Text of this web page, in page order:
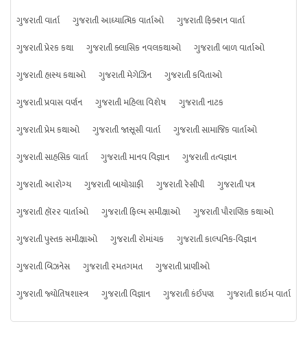
ગુજરાતી વાર્તા ગુજરાતી આધ્યાત્મિક વાર્તાઓ
ગુજરાતી ફિક્શન વાર્તા
ગુજરાતી પ્રેરક કથા
ગુજરાતી ક્લાસિક નવલકથાઓ
ગુજરાતી બાળ વાર્તાઓ
ગુજરાતી હાસ્ય કથાઓ
ગુજરાતી મેગેઝિન
ગુજરાતી કવિતાઓ
ગુજરાતી પ્રવાસ વર્ણન
ગુજરાતી મહિલા વિશેષ
ગુજરાતી નાટક
ગુજરાતી પ્રેમ કથાઓ
ગુજરાતી જાસૂસી વાર્તા
ગુજરાતી સામાજિક વાર્તાઓ
ગુજરાતી સાહસિક વાર્તા
ગુજરાતી માનવ વિજ્ઞાન
ગુજરાતી તત્વજ્ઞાન
ગુજરાતી આરોગ્ય
ગુજરાતી બાયોગ્રાફી ગુજરાતી રેસીપી
ગુજરાતી પત્ર
ગુજરાતી હૉરર વાર્તાઓ
ગુજરાતી ફિલ્મ સમીક્ષાઓ
ગુજરાતી પૌરાણિક કથાઓ
ગુજરાતી પુસ્તક સમીક્ષાઓ
ગુજરાતી રોમાંચક
ગુજરાતી કાલ્પનિક-વિજ્ઞાન
ગુજરાતી બિઝનેસ
ગુજરાતી રમતગમત
ગુજરાતી પ્રાણીઓ
ગુજરાતી જ્યોતિષશાસ્ત્ર
ગુજરાતી વિજ્ઞાન ગુજરાતી કંઈપણ ગુજરાતી ક્રાઇમ વાર્તા